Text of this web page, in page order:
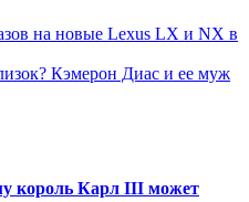
на новые Lexus LX и NX в
Кэмерон Диас и ее муж
король Карл III может